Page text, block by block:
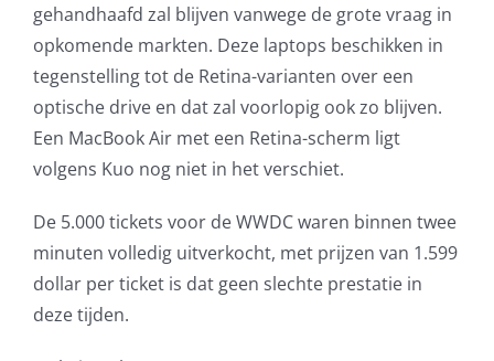
gehandhaafd zal blijven vanwege de grote vraag in
opkomende markten. Deze laptops beschikken in
tegenstelling tot de Retina-varianten over een
optische drive en dat zal voorlopig ook zo blijven.
Een MacBook Air met een Retina-scherm ligt
volgens Kuo nog niet in het verschiet.
De 5.000 tickets voor de WWDC waren binnen twee
minuten volledig uitverkocht, met prijzen van 1.599
dollar per ticket is dat geen slechte prestatie in
deze tijden.